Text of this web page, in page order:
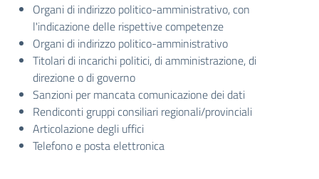
Organi di indirizzo politico-amministrativo, con
l'indicazione delle rispettive competenze
Organi di indirizzo politico-amministrativo
Titolari di incarichi politici, di amministrazione, di
direzione o di governo
Sanzioni per mancata comunicazione dei dati
Rendiconti gruppi consiliari regionali/provinciali
Articolazione degli uffici
Telefono e posta elettronica